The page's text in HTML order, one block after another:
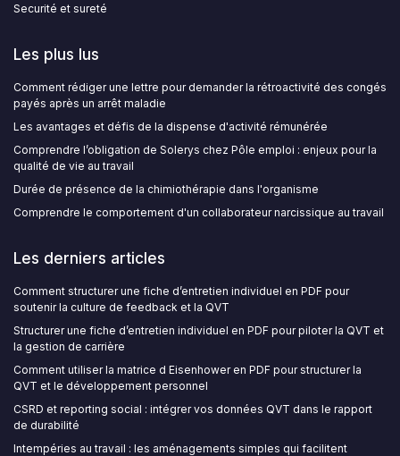
Securité et sureté
Les plus lus
Comment rédiger une lettre pour demander la rétroactivité des congés
payés après un arrêt maladie
Les avantages et défis de la dispense d'activité rémunérée
Comprendre l’obligation de Solerys chez Pôle emploi : enjeux pour la
qualité de vie au travail
Durée de présence de la chimiothérapie dans l'organisme
Comprendre le comportement d'un collaborateur narcissique au travail
Les derniers articles
Comment structurer une fiche d’entretien individuel en PDF pour
soutenir la culture de feedback et la QVT
Structurer une fiche d’entretien individuel en PDF pour piloter la QVT et
la gestion de carrière
Comment utiliser la matrice d Eisenhower en PDF pour structurer la
QVT et le développement personnel
CSRD et reporting social : intégrer vos données QVT dans le rapport
de durabilité
Intempéries au travail : les aménagements simples qui facilitent